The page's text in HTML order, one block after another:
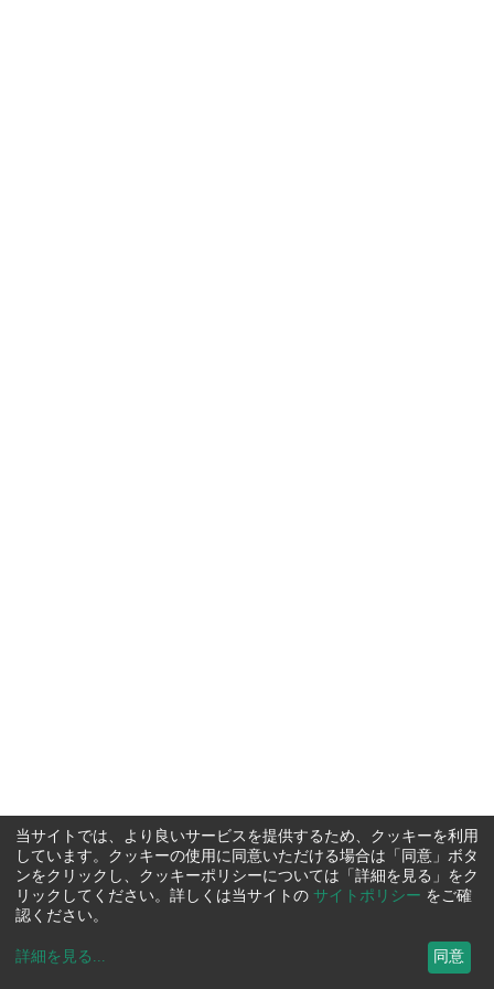
当サイトでは、より良いサービスを提供するため、クッキーを利用
しています。クッキーの使用に同意いただける場合は「同意」ボタ
ンをクリックし、クッキーポリシーについては「詳細を見る」をク
リックしてください。詳しくは当サイトの サイトポリシー をご確
認ください。
詳細を見る ... 同意